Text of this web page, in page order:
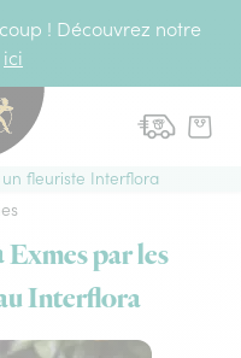
! Découvrez notre
ici
fleuriste Interflora
par les
Interflora